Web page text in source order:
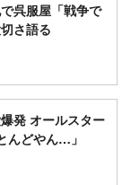
呉服屋「戦争で
さ語る
発 オールスター
んどやん…」